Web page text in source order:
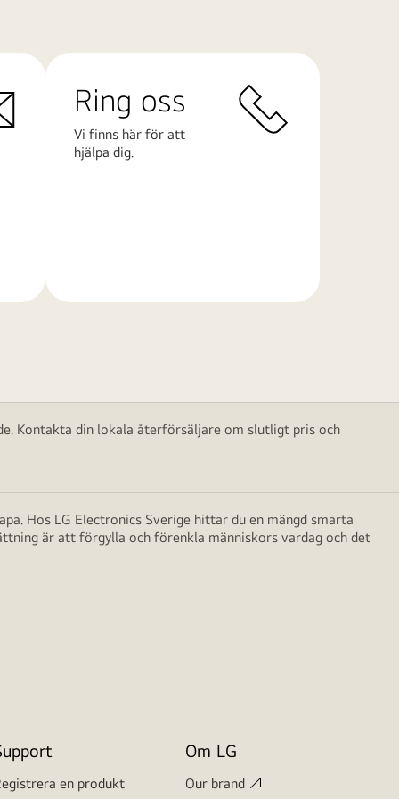
Ring oss
Vi finns här för att
hjälpa dig.
Kontakta din lokala återförsäljare om slutligt pris och
Hos LG Electronics Sverige hittar du en mängd smarta
är att förgylla och förenkla människors vardag och det
en produkt
Om LG
Our brand